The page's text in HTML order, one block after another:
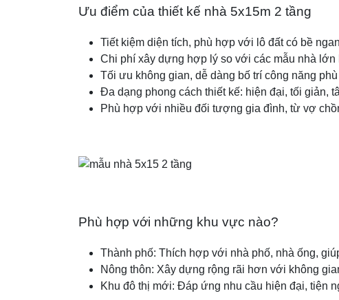
Ưu điểm của thiết kế nhà 5x15m 2 tầng
Tiết kiệm diện tích, phù hợp với lô đất có bề
Chi phí xây dựng hợp lý so với các mẫu nhà lớn
Tối ưu không gian, dễ dàng bố trí công năng
Đa dạng phong cách thiết kế: hiện đại, tối giản,
Phù hợp với nhiều đối tượng gia đình, từ vợ
Phù hợp với những khu vực nào?
Thành phố: Thích hợp với nhà phố, nhà ống,
Nông thôn: Xây dựng rộng rãi hơn với không
Khu đô thị mới: Đáp ứng nhu cầu hiện đại, tiện